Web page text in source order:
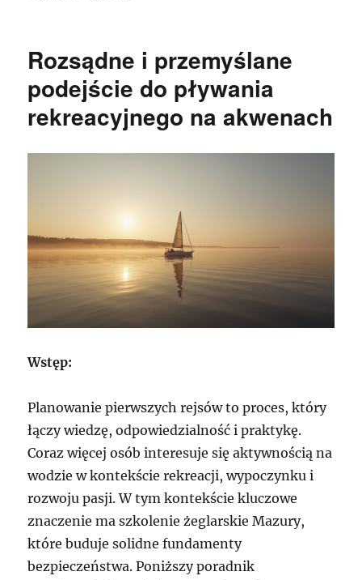
Rozsądne i przemyślane
podejście do pływania
rekreacyjnego na akwenach
Wstęp:
Planowanie pierwszych rejsów to proces, który
łączy wiedzę, odpowiedzialność i praktykę.
Coraz więcej osób interesuje się aktywnością na
wodzie w kontekście rekreacji, wypoczynku i
rozwoju pasji. W tym kontekście kluczowe
znaczenie ma szkolenie żeglarskie Mazury,
które buduje solidne fundamenty
bezpieczeństwa. Poniższy poradnik